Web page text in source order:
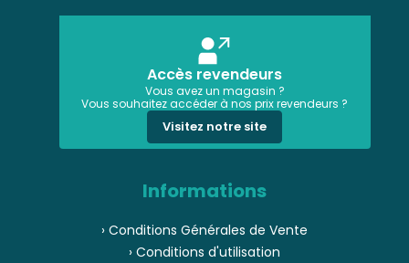
Accès revendeurs
Vous avez un magasin ?
Vous souhaitez accéder à nos prix revendeurs ?
Visitez notre site
Informations
› Conditions Générales de Vente
› Conditions d'utilisation